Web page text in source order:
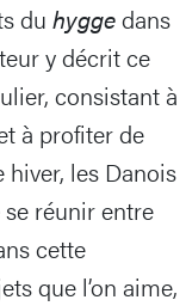
du hyggedans
y décrit ce
consistant à
à profiter de
les Danois
réunir entre
cette
que l’on aime,